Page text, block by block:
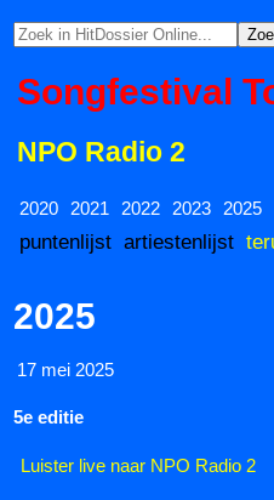
Songfestival
NPO Radio 2
2020 2021 2022 2023 2025
puntenlijst artiestenlijst
2025
17 mei 2025
5e editie
Luister live naar NPO Radio 2